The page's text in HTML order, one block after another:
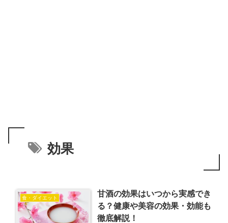
効果
食・ダイエット
甘酒の効果はいつから実感でき
る？健康や美容の効果・効能も
徹底解説！